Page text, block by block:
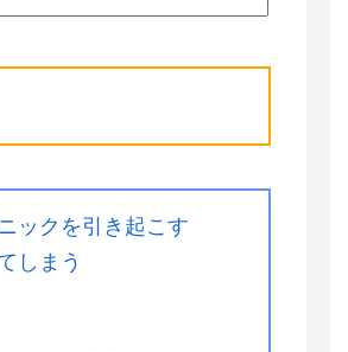
ックを引き起こす
しまう